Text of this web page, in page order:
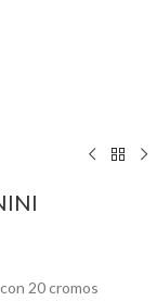
20 cromos